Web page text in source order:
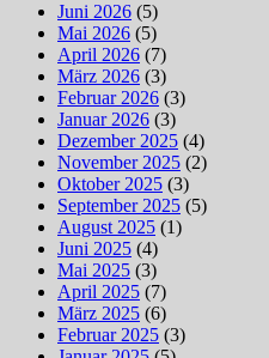
Juni 2026 (5)
Mai 2026 (5)
April 2026 (7)
März 2026 (3)
Februar 2026 (3)
Januar 2026 (3)
Dezember 2025 (4)
November 2025 (2)
Oktober 2025 (3)
September 2025 (5)
August 2025 (1)
Juni 2025 (4)
Mai 2025 (3)
April 2025 (7)
März 2025 (6)
Februar 2025 (3)